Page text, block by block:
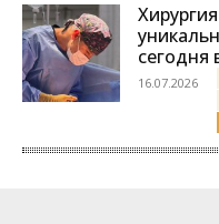
16.07.2026